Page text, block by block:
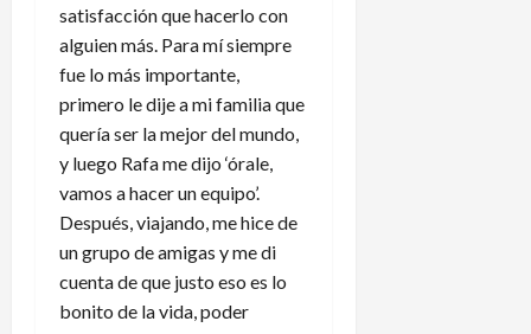
satisfacción que hacerlo con
alguien más. Para mí siempre
fue lo más importante,
primero le dije a mi familia que
quería ser la mejor del mundo,
y luego Rafa me dijo ‘órale,
vamos a hacer un equipo’.
Después, viajando, me hice de
un grupo de amigas y me di
cuenta de que justo eso es lo
bonito de la vida, poder